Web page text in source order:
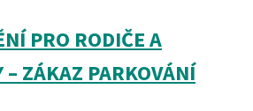
PRO RODIČE A
– ZÁKAZ PARKOVÁNÍ